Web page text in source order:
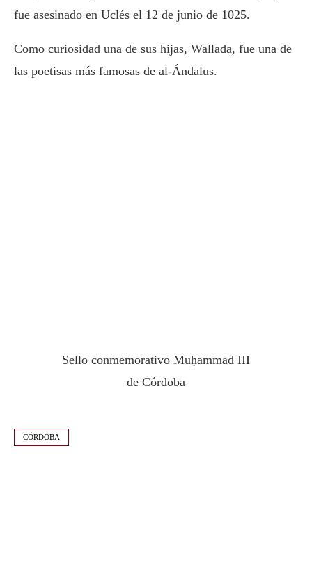
fue asesinado en Uclés el 12 de junio de 1025.
Como curiosidad una de sus hijas, Wallada, fue una de
las poetisas más famosas de al-Ándalus.
Sello conmemorativo Muḥammad III
de Córdoba
CÓRDOBA